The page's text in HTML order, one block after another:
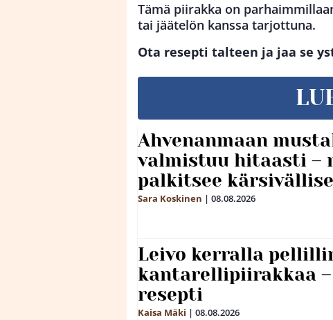
Tämä piirakka on
tai jäätelön kanssa tarjottuna.
Ota resepti talteen ja jaa se
Ahvenanmaan
valmistuu hitaasti –
palkitsee
Sara Koskinen | 08.08.2026
Leivo kerralla
kantarellipiirakkaa –
resepti
Kaisa Mäki | 08.08.2026